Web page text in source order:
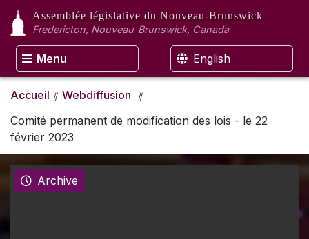
Assemblée législative du Nouveau-Brunswick
Fredericton, Nouveau-Brunswick, Canada
Menu English
Accueil
Webdiffusion
Comité permanent de modification des lois - le 22
février 2023
Archive